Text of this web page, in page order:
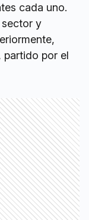
cada uno.
y
partido por el